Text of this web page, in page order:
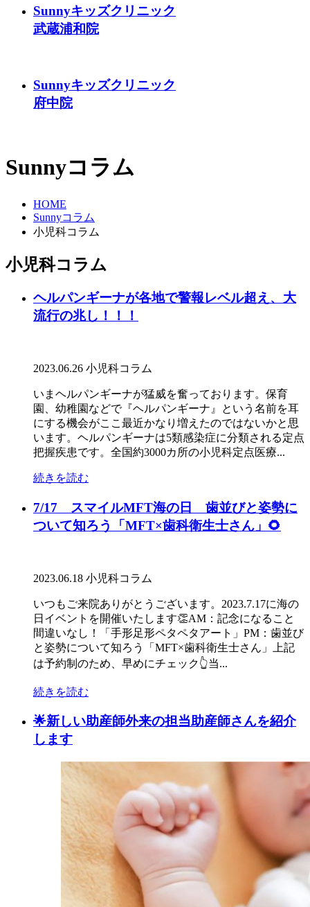
Sunnyキッズクリニック
武蔵浦和院
Sunnyキッズクリニック
府中院
Sunnyコラム
HOME
Sunnyコラム
小児科コラム
小児科コラム
ヘルパンギーナが各地で警報レベル超え、大
流行の兆し！！！
2023.06.26 小児科コラム
いまヘルパンギーナが猛威を奮っております。保育
園、幼稚園などで『ヘルパンギーナ』という名前を耳
にする機会がここ最近かなり増えたのではないかと思
います。ヘルパンギーナは5類感染症に分類される定点
把握疾患です。全国約3000カ所の小児科定点医療...
続きを読む
7/17 スマイルMFT海の日 歯並びと姿勢に
ついて知ろう「MFT×歯科衛生士さん」🌻
2023.06.18 小児科コラム
いつもご来院ありがとうございます。2023.7.17に海の
日イベントを開催いたします👏AM：記念になること
間違いなし！「手形足形ペタペタアート」PM：歯並び
と姿勢について知ろう「MFT×歯科衛生士さん」上記
は予約制のため、早めにチェック👆当...
続きを読む
🌟新しい助産師外来の担当助産師さんを紹介
します